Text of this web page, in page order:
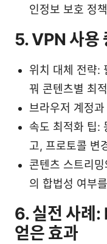
인정보 보호 정
5. VPN 사용
위치 대체 전략:
꿔 콘텐츠별 최
브라우저 계정
속도 최적화 팁:
고, 프로토콜 변
콘텐츠 스트리
의 합법성 여부
6. 실전 사례
얻은 효과